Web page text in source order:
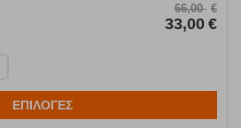
66,00 €
33,00 €
ΕΠΙΛΟΓΕΣ